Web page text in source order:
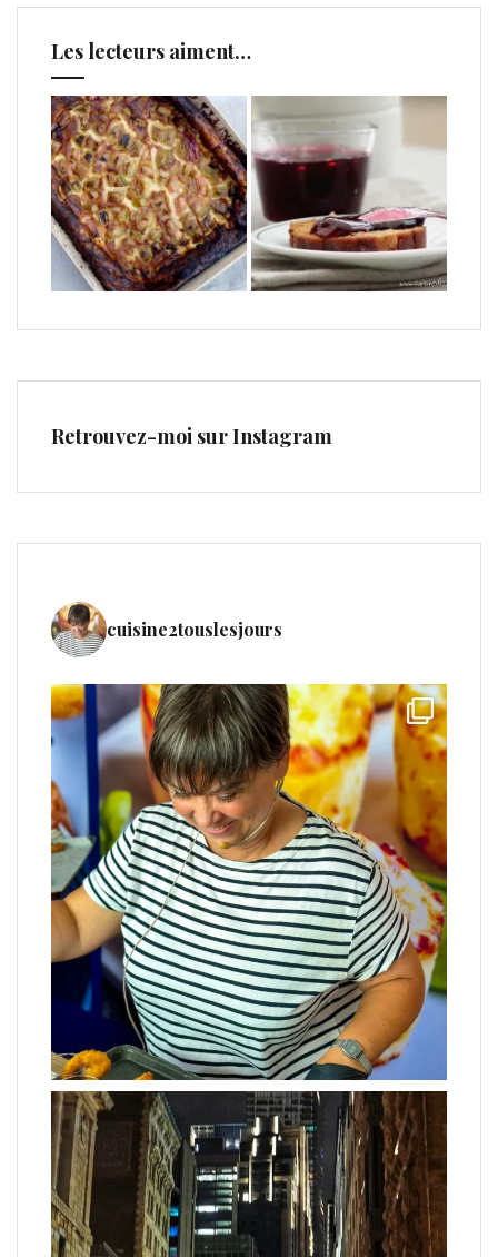
Les lecteurs aiment…
Retrouvez-moi sur Instagram
cuisine2touslesjours